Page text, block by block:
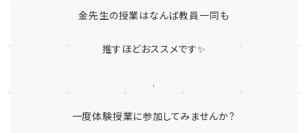
金先生の授業はなんば教員一同も
推すほどおススメです✨
.
一度体験授業に参加してみませんか？